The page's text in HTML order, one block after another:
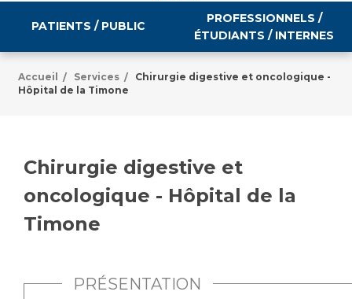
PATIENTS / PUBLIC
Informations pratiques
Tarifs
Vous accompagnez, vous rendez visite à un patient
Vous allez être hospitalisé(e)
Vous avez un examen d'imagerie ou de radiologie
Vous venez en consultation
PROFESSIONNELS /
ÉTUDIANTS / INTERNES
Égalité professionnelle
Emploi / formation
Emplois paramédicaux
Emplois administratifs
Étudiants hospitaliers
Accueil / Services /
Chirurgie digestive et oncologique -
Hôpital de la Timone
Chirurgie digestive et
oncologique - Hôpital de la
Timone
PRÉSENTATION